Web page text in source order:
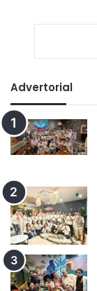
Advertorial